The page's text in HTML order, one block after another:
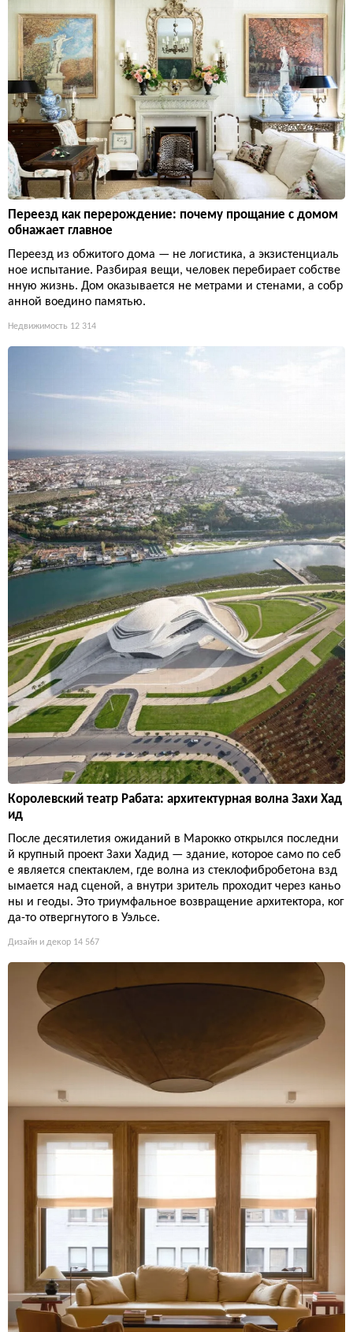
Переезд как перерождение: почему прощание с домом
обнажает главное
Переезд из обжитого дома — не логистика, а экзистенциаль
ное испытание. Разбирая вещи, человек перебирает собстве
нную жизнь. Дом оказывается не метрами и стенами, а собр
анной воедино памятью.
Недвижимость 12 314
Королевский театр Рабата: архитектурная волна Захи Хад
ид
После десятилетия ожиданий в Марокко открылся последни
й крупный проект Захи Хадид — здание, которое само по себ
е является спектаклем, где волна из стеклофибробетона взд
ымается над сценой, а внутри зритель проходит через каньо
ны и геоды. Это триумфальное возвращение архитектора, ког
да-то отвергнутого в Уэльсе.
Дизайн и декор 14 567